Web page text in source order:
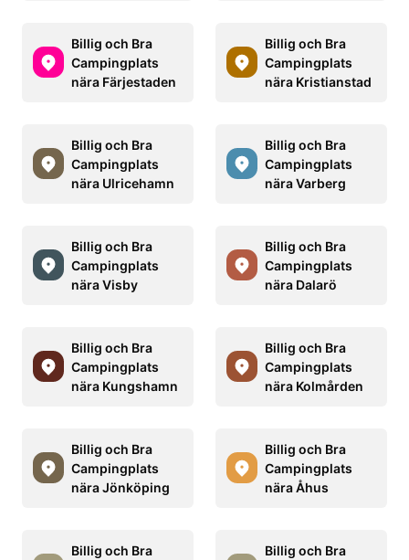
Billig och Bra
Campingplats
nära Färjestaden
Billig och Bra
Campingplats
nära Kristianstad
Billig och Bra
Campingplats
nära Ulricehamn
Billig och Bra
Campingplats
nära Varberg
Billig och Bra
Campingplats
nära Visby
Billig och Bra
Campingplats
nära Dalarö
Billig och Bra
Campingplats
nära Kungshamn
Billig och Bra
Campingplats
nära Kolmården
Billig och Bra
Campingplats
nära Jönköping
Billig och Bra
Campingplats
nära Åhus
Billig och Bra
Billig och Bra